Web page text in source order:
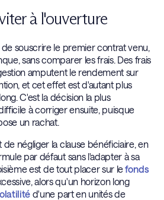
à l'ouverture
souscrire le premier contrat venu,
sans comparer les frais. Des frais
amputent le rendement sur
et cet effet est d'autant plus
C'est la décision la plus
à corriger ensuite, puisque
un rachat.
négliger la clause bénéficiaire, en
par défaut sans l'adapter à sa
est de tout placer sur lefonds
alors qu'un horizon long
d'une part en unités de